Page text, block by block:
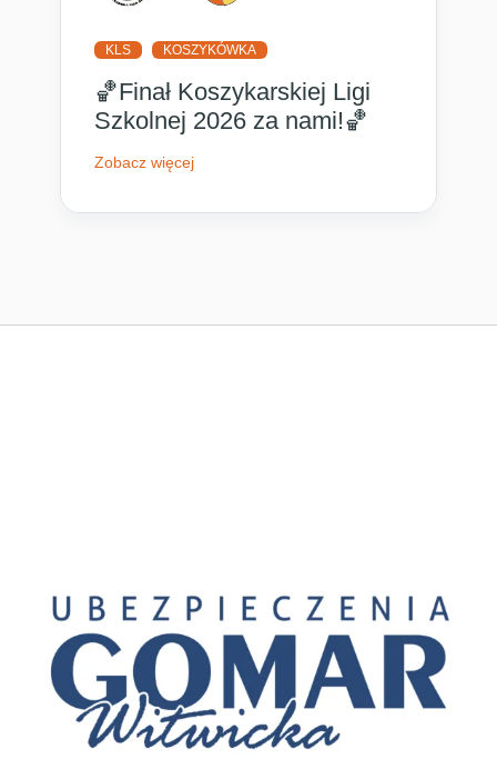
KLS KOSZYKÓWKA
🏀Finał Koszykarskiej Ligi
Szkolnej 2026 za nami!🏀
Zobacz więcej